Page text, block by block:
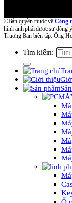
©Bản quyền thuộc về Công
hình ảnh phải được sự đồng
Trưởng Ban biên tập: Ông
Tìm kiếm:
Ổ